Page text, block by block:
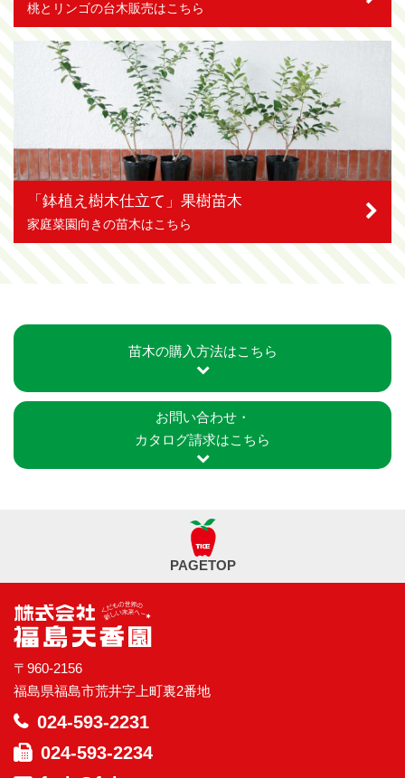
桃とリンゴの台木販売はこちら
「鉢植え樹木仕立て」果樹苗木
家庭菜園向きの苗木はこちら
苗木の購入方法はこちら
お問い合わせ・
カタログ請求はこちら
PAGETOP
〒960-2156
福島県福島市荒井字上町裏2番地
024-593-2231
024-593-2234